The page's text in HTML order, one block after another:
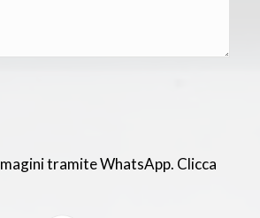
tramite WhatsApp. Clicca